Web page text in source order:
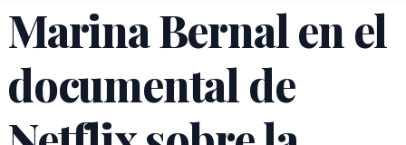
Marina Bernal en el
documental de